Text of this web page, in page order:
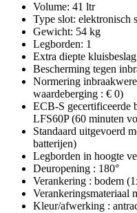
Volume: 41 ltr
Type slot: elektronisch
Gewicht: 54 kg
Legborden: 1
Extra diepte
Bescherming tegen
Normering
waardeberging : € 0)
ECB-S gecertificeerde
LFS60P (60 minuten
Standaard uitgevoerd
batterijen)
Legborden in hoogte
Deuropening : 180°
Verankering : bodem
Verankeringsmateriaal
Kleur/afwerking :